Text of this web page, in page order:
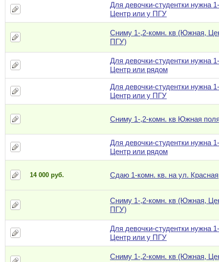
Для девочки-студентки нужна
Центр или у ПГУ
Сниму 1-,2-комн. кв (Южная,
ПГУ)
Для девочки-студентки нужна
Центр или рядом
Для девочки-студентки нужна
Центр или у ПГУ
Сниму 1-,2-комн. кв Южная
Для девочки-студентки нужна
Центр или рядом
14 000 руб. Сдаю 1-комн. кв. на ул.
Сниму 1-,2-комн. кв (Южная,
ПГУ)
Для девочки-студентки нужна
Центр или у ПГУ
Сниму 1-,2-комн. кв (Южная,